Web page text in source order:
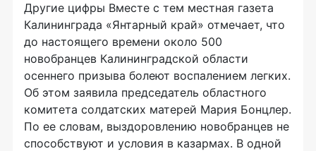
Другие цифры Вместе с тем местная газета
Калининграда «Янтарный край» отмечает, что
до настоящего времени около 500
новобранцев Калининградской области
осеннего призыва болеют воспалением легких.
Об этом заявила председатель областного
комитета солдатских матерей Мария Бонцлер.
По ее словам, выздоровлению новобранцев не
способствуют и условия в казармах. В одной